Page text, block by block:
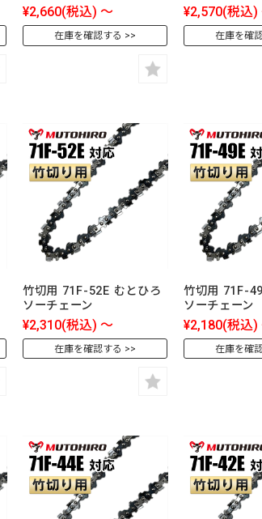
¥2,660(税込) ～
在庫を確認する
¥2,570(税込)
在庫を確
竹切用 71F-52E むとひろ
ソーチェーン
¥2,310(税込) ～
在庫を確認する
竹切用 71F-
ソーチェーン
¥2,180(税込)
在庫を確